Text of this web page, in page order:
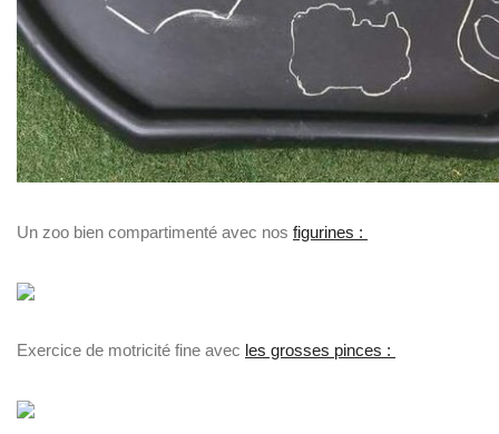
Un zoo bien compartimenté avec nos figurines :
Exercice de motricité fine avec les grosses pinces :